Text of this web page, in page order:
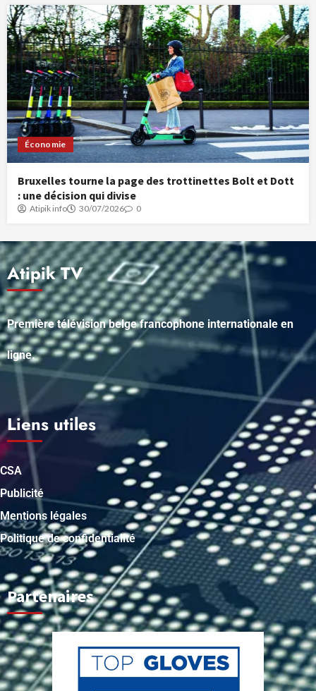
Économie
Bruxelles tourne la page des trottinettes Bolt et Dott
: une décision qui divise
Atipik info 30/07/2026 0
Atipik TV
Première télévision belge francophone internationale en
ligne.
Liens utiles
CSA
Publicité
Mentions légales
Politique de confidentialité
Partenaires